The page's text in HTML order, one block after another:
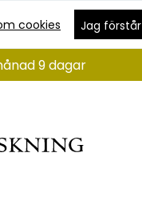
cookies Jag förstår
9 dagar